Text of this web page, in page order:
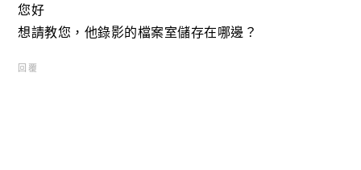
您好
想請教您，他錄影的檔案室儲存在哪邊？
回覆